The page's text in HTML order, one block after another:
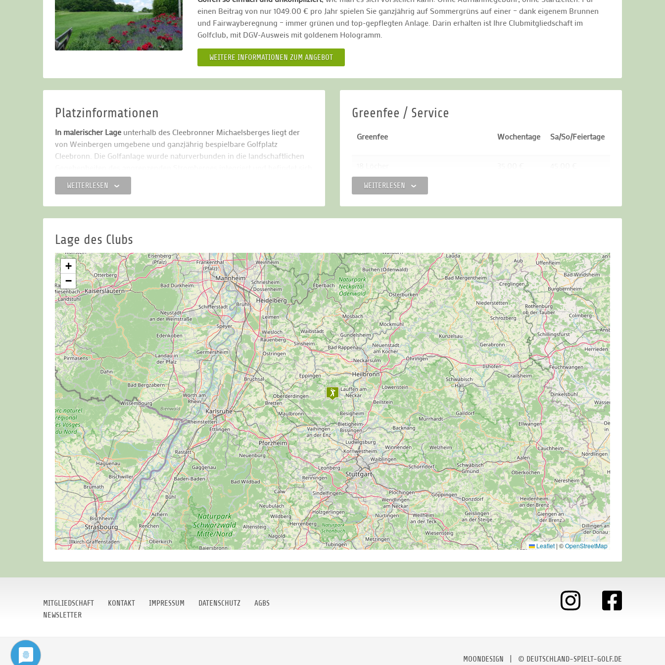
einen Beitrag von nur 1049.00 € pro Jahr spielen Sie ganzjährig auf Sommergrüns auf einer – dank eigenem Brunnen
und Fairwayberegnung – immer grünen und top-gepflegten Anlage. Darin erhalten ist Ihre Clubmitgliedschaft im
Golfclub, mit DGV-Ausweis mit goldenem Hologramm.
WEITERE INFORMATIONEN ZUM ANGEBOT
Platzinformationen
In malerischer Lage unterhalb des Cleebronner Michaelsberges liegt der
von Weinbergen umgebene und ganzjährig bespielbare Golfplatz
Cleebronn. Die Golfanlage wurde naturverbunden in die landschaftlichen
auf einem dem Michaelsberg vorgelagerten Hochplateau. Die neun
Spielbahnen erfordern ein hohes Maß an Konzentration und Präzision für
jederzeit zur Verfügung. Auf unserer Drivingrange mit über 200m Länge
und Flutlicht können Sie auch an Herbst- und Wintertagen ohne zusätzliche
Kosten in den Abendstunden trainieren. Überdachte Abschlagplätze,
Zielgrüns, ein Fairwaybunker und sogar ein Wasserhindernis sorgen
zusammen mit dem speziell eingerichteten Chipping- und Pitching-Areal
sowie unserem Putting Green für effektive und moderne
Trainingsmöglichkeiten.
WEITERLESEN
Greenfee / Service
Greenfee Wochentage Sa/So/Feiertage
9 Löcher
Die Nutzung derÜbungsanlagenkostet 5,-€ / Tag.
Für Kinder und Jugendliche bis 16 Jahre ist die Nutzung der Übungsanlagen
kostenfrei.
Bälle für die Driving-Range kosten 2,-€ für ca. 30 Bälle.
Bei uns spielen Sie Mo- Fr. auch ohne Clubmitgliedschaft (außer Feiertage)
– ein gültiges Platzreifezertifikat reicht aus!
Samstags, Sonntags und an Feiertagen ist eine Mitgliedschaft in einem
Golfclub nötig.
Startzeitenbuchung ist erforderlich!
WEITERLESEN
Lage des Clubs
+
−
Leaflet | ©OpenStreetMap
MITGLIEDSCHAFT KONTAKT IMPRESSUM DATENSCHUTZ
AGBS
NEWSLETTER
MOONDESIGN | © DEUTSCHLAND-SPIELT-GOLF.DE